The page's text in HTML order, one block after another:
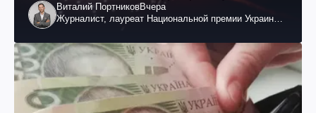
Виталий ПортниковВчера
Журналист, лауреат Национальной премии Украины